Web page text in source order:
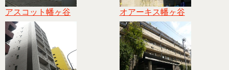
アスコット幡ヶ谷 オアーキス幡ヶ谷